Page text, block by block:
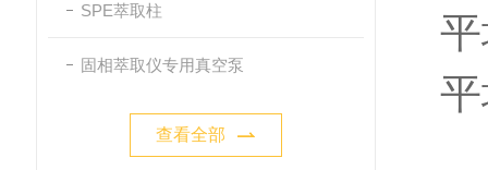
SPE萃取柱
固相萃取仪专用真空泵
查看全部